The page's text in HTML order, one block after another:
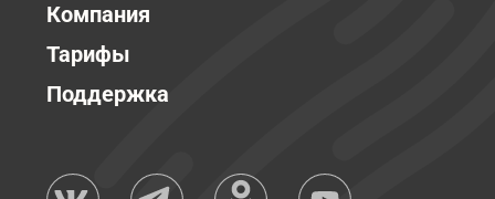
Компания
Тарифы
Поддержка